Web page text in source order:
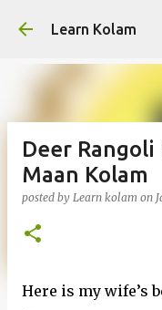
Learn Kolam
Deer
Maan Kolam
posted by Learn kolam on
Here is my wife’s